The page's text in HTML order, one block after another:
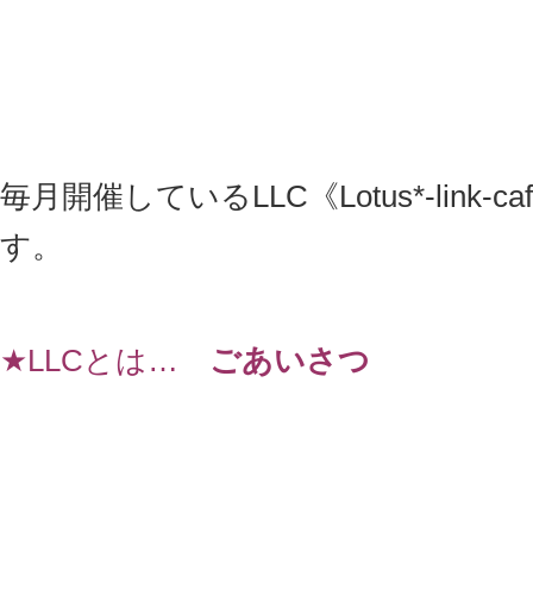
毎月開催しているLLC《Lotus*-link-
す。
★LLCとは… ごあいさつ